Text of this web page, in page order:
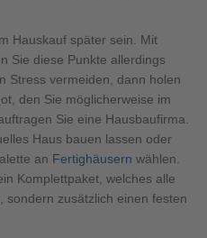
Hauskauf später sein. Mit
Sie diese Punkte allerdings
Stress vermeiden, dann holen
den Sie möglicherweise im
Sie eine Hausbaufirma.
Haus bauen lassen oder
an Fertighäusern wählen.
Komplettpaket, welches alle
sondern zusätzlich einen festen